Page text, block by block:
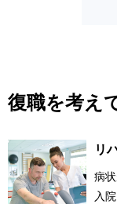
復職を考え
リ
病
入